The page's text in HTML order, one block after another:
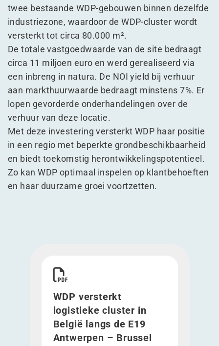
twee bestaande WDP-gebouwen binnen dezelfde
industriezone, waardoor de WDP-cluster wordt
versterkt tot circa 80.000 m².
De totale vastgoedwaarde van de site bedraagt
circa 11 miljoen euro en werd gerealiseerd via
een inbreng in natura. De NOI yield bij verhuur
aan markthuurwaarde bedraagt minstens 7%. Er
lopen gevorderde onderhandelingen over de
verhuur van deze locatie.
Met deze investering versterkt WDP haar positie
in een regio met beperkte grondbeschikbaarheid
en biedt toekomstig herontwikkelingspotentieel.
Zo kan WDP optimaal inspelen op klantbehoeften
en haar duurzame groei voortzetten.
WDP versterkt
logistieke cluster in
België langs de E19
Antwerpen – Brussel